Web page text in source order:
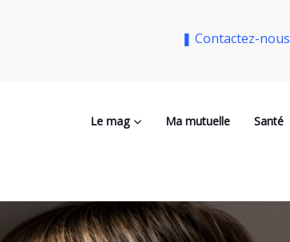
❚ Contactez-nous
Le mag Ma mutuelle Santé